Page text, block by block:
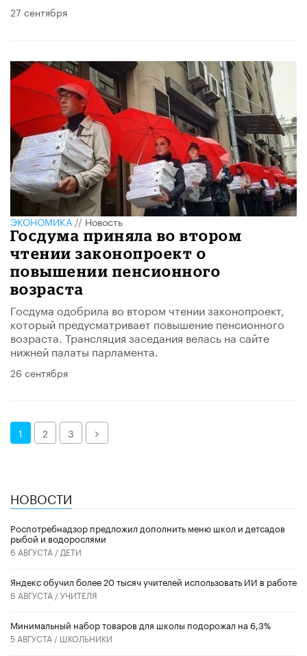
27 сентября
ЭКОНОМИКА//Новость
Госдума приняла во втором
чтении законопроект о
повышении пенсионного
возраста
Госдума одобрила во втором чтении законопроект,
который предусматривает повышение пенсионного
возраста. Трансляция заседания велась на сайте
нижней палаты парламента.
26 сентября
1 2 3 Далее
НОВОСТИ
Роспотребнадзор предложил дополнить меню школ и детсадов
рыбой и водорослями
6 АВГУСТА / ДЕТИ
​Яндекс обучил более 20 тысяч учителей использовать ИИ в работе
6 АВГУСТА /УЧИТЕЛЯ
Минимальный набор товаров для школы подорожал на 6,3%
5 АВГУСТА / ШКОЛЬНИКИ